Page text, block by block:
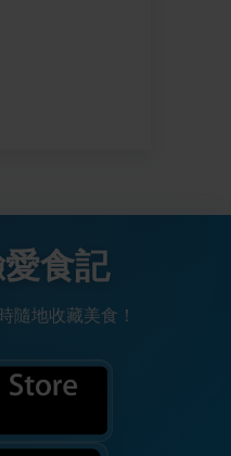
食記
隨地收藏美食！